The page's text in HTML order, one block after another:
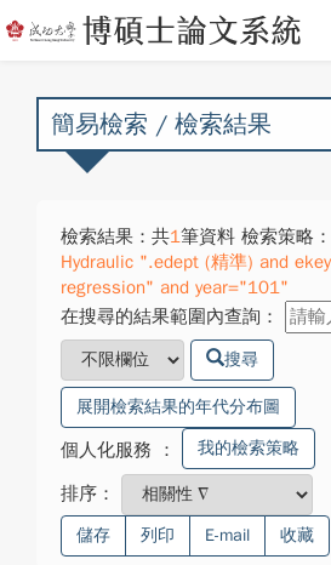
簡易檢索 / 檢索結果
檢索結果：共1筆資料 檢索策略：
Hydraulic ".edept (精準) and
regression" and year="101"
在搜尋的結果範圍內查詢：
搜尋
展開檢索結果的年代分布圖
個人化服務 ： 我的檢索策略
排序：
儲存 列印 E-mail 收藏